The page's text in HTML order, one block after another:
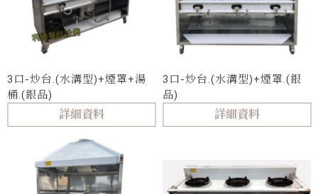
3口-炒台.(水溝型)+煙罩+湯
桶.(銀品)
詳細資料
3口-炒台.(水溝型)+煙罩.(銀
品)
詳細資料